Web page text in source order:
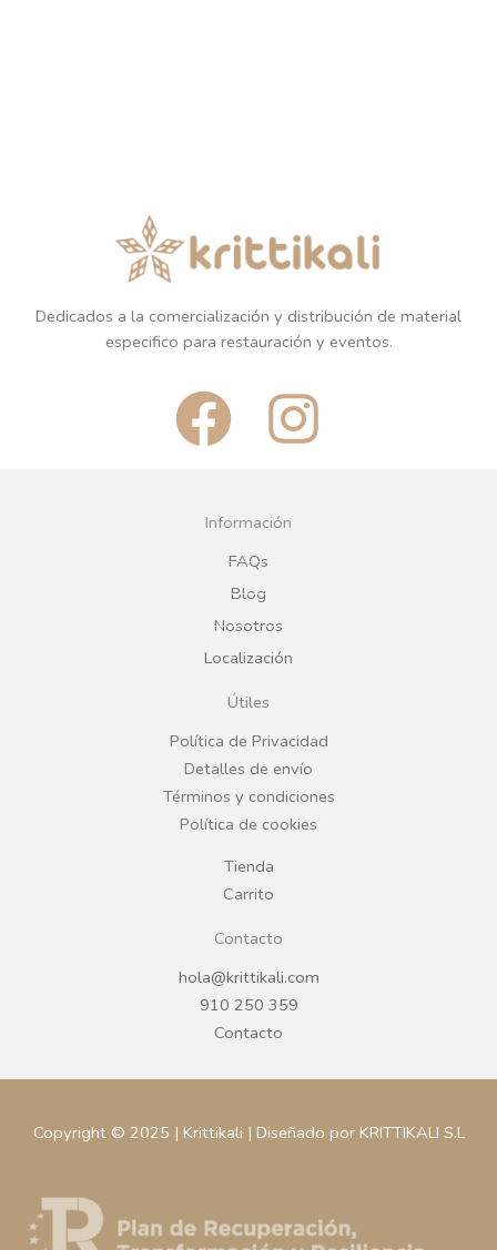
Dedicados a la comercialización y distribución de material
especifico para restauración y eventos.
F
a
c
e
b
o
o
k
I
n
g
r
a
Información
FAQs
Blog
Nosotros
Localización
Útiles
Política de Privacidad
Detalles de envío
Términos y condiciones
Política de cookies
Tienda
Carrito
Contacto
hola@krittikali.com
910 250 359
Contacto
Copyright © 2025 | Krittikali | Diseñado por KRITTIKALI S.L